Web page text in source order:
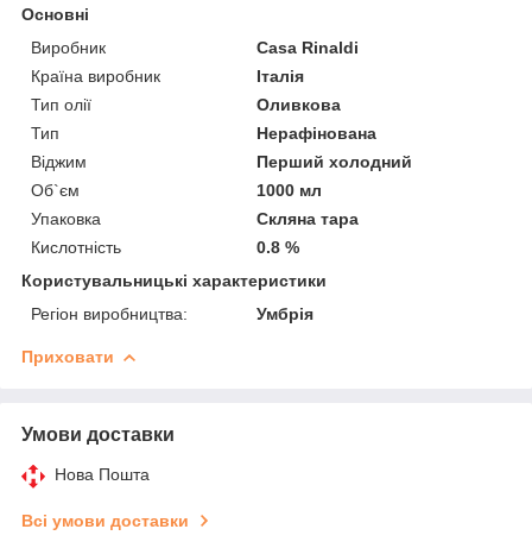
Основні
Виробник
Casa Rinaldi
Країна виробник
Італія
Тип олії
Оливкова
Тип
Нерафінована
Віджим
Перший холодний
Об`єм
1000 мл
Упаковка
Скляна тара
Кислотність
0.8 %
Користувальницькі характеристики
Регіон виробництва:
Умбрія
Приховати
Умови доставки
Нова Пошта
Всі умови доставки